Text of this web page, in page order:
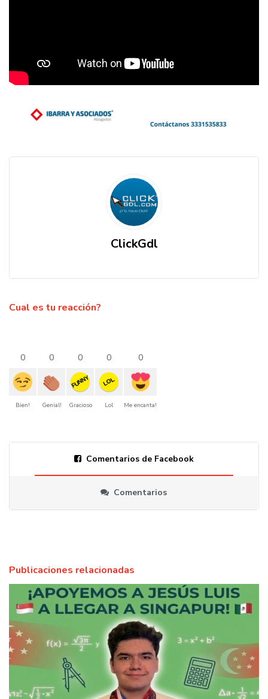
ClickGdl
Cual es tu reacción?
0
Bien!
0
Genial!
0
FUNNY
Gracioso
0
LOL
Lol
0
Me encanta!
Comentarios de Facebook
Comentarios
Publicaciones relacionadas